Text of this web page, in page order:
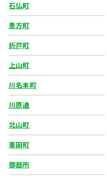
石仏町
恵方町
折戸町
上山町
川名本町
川原通
北山町
車田町
御器所